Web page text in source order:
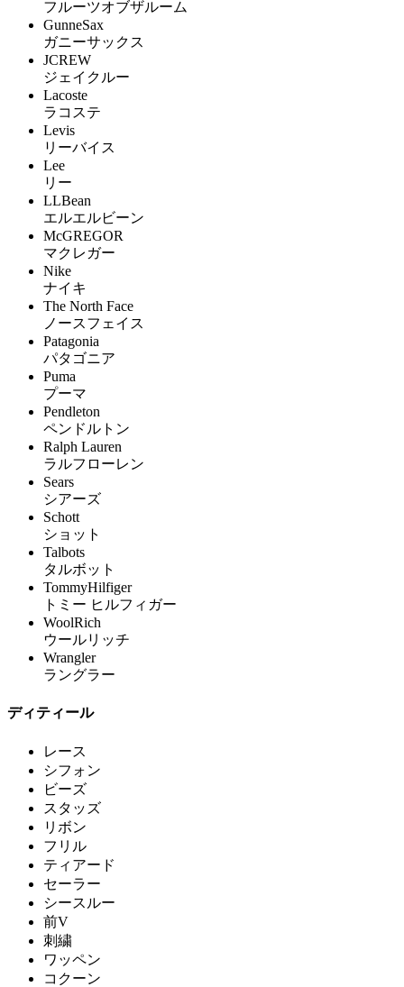
フルーツオブザルーム
GunneSax
ガニーサックス
JCREW
ジェイクルー
Lacoste
ラコステ
Levis
リーバイス
Lee
リー
LLBean
エルエルビーン
McGREGOR
マクレガー
Nike
ナイキ
The North Face
ノースフェイス
Patagonia
パタゴニア
Puma
プーマ
Pendleton
ペンドルトン
Ralph Lauren
ラルフローレン
Sears
シアーズ
Schott
ショット
Talbots
タルボット
TommyHilfiger
トミー ヒルフィガー
WoolRich
ウールリッチ
Wrangler
ラングラー
ディティール
レース
シフォン
ビーズ
スタッズ
リボン
フリル
ティアード
セーラー
シースルー
前V
刺繍
ワッペン
コクーン